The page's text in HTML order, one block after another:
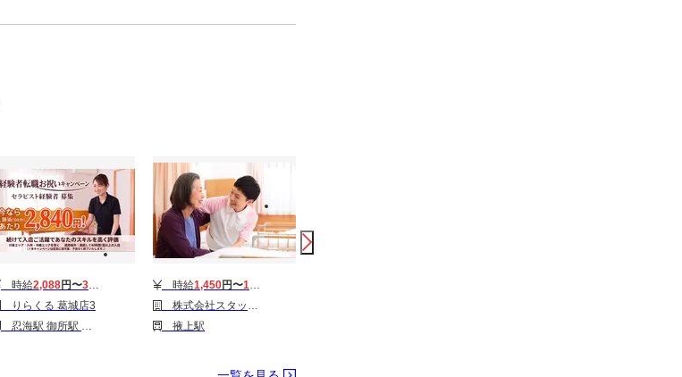
時給2,088円〜3,510
りらくる 葛城店3
忍海駅 御所駅 大和新庄駅
時給1,450円〜1,500
株式会社スタッフサービス/H10470498
掖上駅